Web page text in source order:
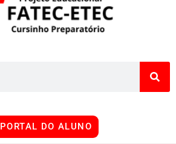
PORTAL DO ALUNO